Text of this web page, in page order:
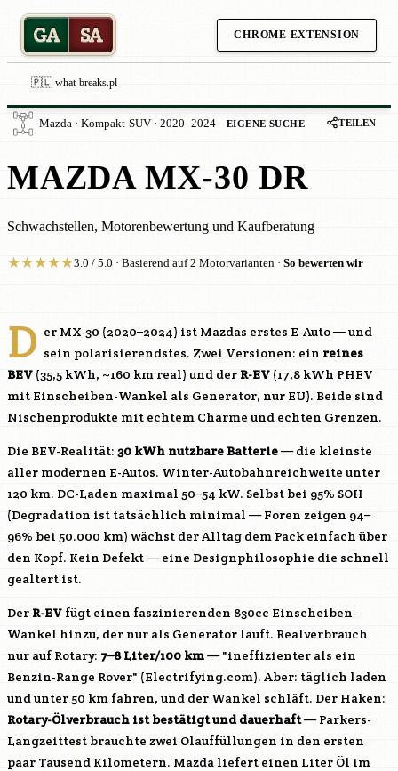
GA SA CHROME EXTENSION
🇵🇱 what-breaks.pl
Mazda · Kompakt-SUV · 2020–2024 EIGENE SUCHE TEILEN
MAZDA MX-30 DR
Schwachstellen, Motorenbewertung und Kaufberatung
★★★★★3.0 / 5.0 · Basierend auf 2 Motorvarianten · So bewerten wir
D er MX-30 (2020–2024) ist Mazdas erstes E-Auto — und
sein polarisierendstes. Zwei Versionen: ein reines
BEV (35,5 kWh, ~160 km real) und der R-EV (17,8 kWh PHEV
mit Einscheiben-Wankel als Generator, nur EU). Beide sind
Nischenprodukte mit echtem Charme und echten Grenzen.
Die BEV-Realität: 30 kWh nutzbare Batterie— die kleinste
aller modernen E-Autos. Winter-Autobahnreichweite unter
120 km. DC-Laden maximal 50–54 kW. Selbst bei 95% SOH
(Degradation ist tatsächlich minimal — Foren zeigen 94–
96% bei 50.000 km) wächst der Alltag dem Pack einfach über
den Kopf. Kein Defekt — eine Designphilosophie die schnell
gealtert ist.
Der R-EV fügt einen faszinierenden 830cc Einscheiben-
Wankel hinzu, der nur als Generator läuft. Realverbrauch
nur auf Rotary: 7–8 Liter/100 km— "ineffizienter als ein
Benzin-Range Rover" (Electrifying.com). Aber: täglich laden
und unter 50 km fahren, und der Wankel schläft. Der Haken:
Rotary-Ölverbrauch ist bestätigt und dauerhaft— Parkers-
Langzeittest brauchte zwei Ölauffüllungen in den ersten
paar Tausend Kilometern. Mazda liefert einen Liter Öl im